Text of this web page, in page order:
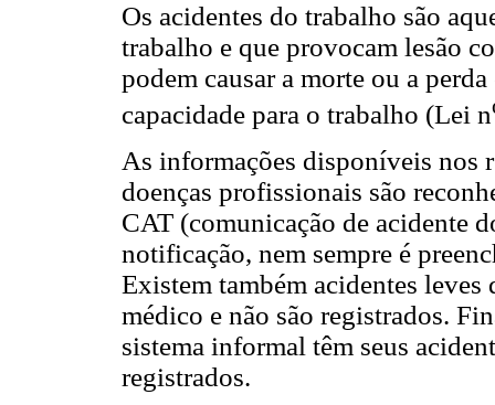
Os acidentes do trabalho são
trabalho e que provocam lesão
podem causar a morte ou a
capacidade para o trabalho (Lei n
As informações disponíveis nos
doenças profissionais são
CAT (comunicação de acidente
notificação, nem sempre é
Existem também acidentes leves
médico e não são registrados.
sistema informal têm seus
registrados.